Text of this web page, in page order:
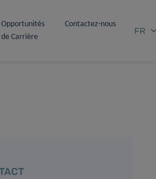
Opportunités
de Carrière
Contactez-nous
FR